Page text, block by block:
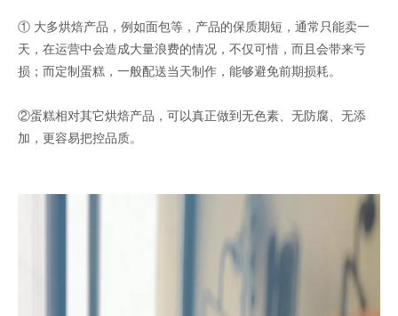
① 大多烘焙产品，例如面包等，产品的保质期短，通常只能卖一
天，在运营中会造成大量浪费的情况，不仅可惜，而且会带来亏
损；而定制蛋糕，一般配送当天制作，能够避免前期损耗。
②蛋糕相对其它烘焙产品，可以真正做到无色素、无防腐、无添
加，更容易把控品质。